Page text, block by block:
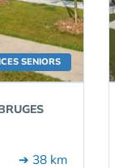
SENIORS
➔ 38 km